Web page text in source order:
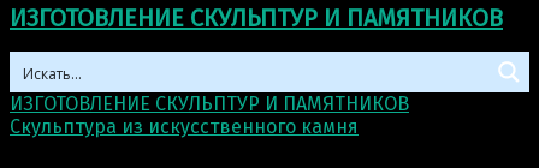
ИЗГОТОВЛЕНИЕ СКУЛЬПТУР И ПАМЯТНИКОВ
ИЗГОТОВЛЕНИЕ СКУЛЬПТУР И ПАМЯТНИКОВ
Скульптура из искусственного камня